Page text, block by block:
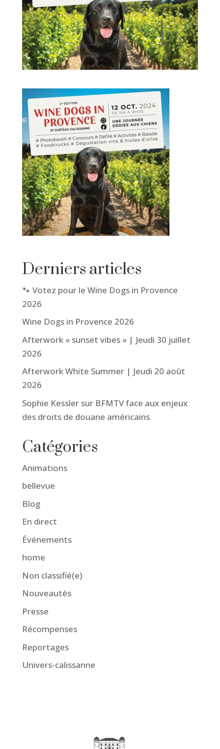
Derniers articles
🐾 Votez pour le Wine Dogs in Provence
2026
Wine Dogs in Provence 2026
Afterwork « sunset vibes » | Jeudi 30 juillet
2026
Afterwork White Summer | Jeudi 20 août
2026
Sophie Kessler sur BFMTV face aux enjeux
des droits de douane américains
Catégories
Animations
bellevue
Blog
En direct
Événements
home
Non classifié(e)
Nouveautés
Presse
Récompenses
Reportages
Univers-calissanne